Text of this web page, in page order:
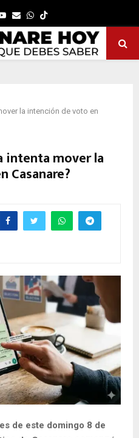
Youtube
EmailWhatsapp
la intención de voto en
intenta mover la
Casanare?
de este domingo 8 de